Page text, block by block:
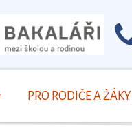
PRO RODIČE A ŽÁKY